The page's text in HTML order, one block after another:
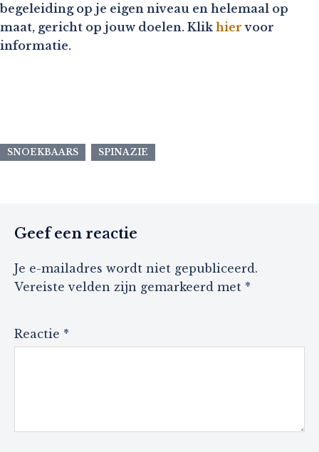
begeleiding op je eigen niveau en helemaal op
maat, gericht op jouw doelen. Klik hier voor
informatie.
SNOEKBAARS SPINAZIE
Geef een reactie
Je e-mailadres wordt niet gepubliceerd.
Vereiste velden zijn gemarkeerd met *
Reactie *